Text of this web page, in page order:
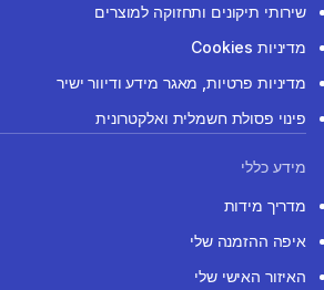
שירותי תיקונים ותחזוקה למוצרים
מדיניות Cookies
מדיניות פרטיות, מאגר מידע ודיוור ישיר
פינוי פסולת חשמלית ואלקטרונית
מידע כללי
מדריך מידות
איפה ההזמנה שלי
האיזור האישי שלי